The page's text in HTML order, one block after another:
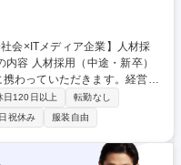
わっていただきます。経営層
結する人事施策を企画・推進
連携による採用要件定義■採
ダイレクトリクルーティング
体の選定・運用■会社紹介イ
日120日以上
転勤なし
祝休み 服装自由